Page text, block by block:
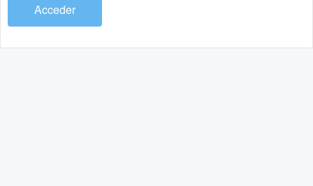
Acceder